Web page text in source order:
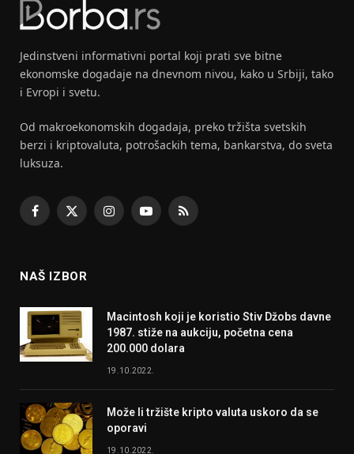
Jedinstveni informativni portal koji prati sve bitne
ekonomske dogadaje na dnevnom nivou, kako u Srbiji, tako
i Evropi i svetu.
Od makroekonomskih dogadaja, preko tržišta svetskih
berzi i kriptovaluta, potrošackih tema, bankarstva, do sveta
luksuza.
Facebook
X
InstagramYouTubeRSS
NAŠ IZBOR
Macintosh koji je koristio Stiv Džobs davne
1987. stiže na aukciju, početna cena
200.000 dolara
19.10.2022.
Može li tržište kripto valuta uskoro da se
oporavi
19.10.2022.